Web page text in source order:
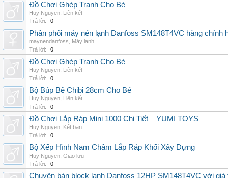
Đồ Chơi Ghép Tranh Cho Bé
Huy Nguyen Liên kết
Trả lời:
0
Phân phối máy nén lạnh Danfoss SM148T4VC hàng chính
maynendanfoss
Máy lạnh
Trả lời:
0
Đồ Chơi Ghép Tranh Cho Bé
Huy Nguyen Liên kết
Trả lời:
0
Bộ Búp Bê Chibi 28cm Cho Bé
Huy Nguyen Liên kết
Trả lời:
0
Đồ Chơi Lắp Ráp Mini 1000 Chi Tiết – YUMI TOYS
Huy Nguyen Kết bạn
Trả lời:
0
Bộ Xếp Hình Nam Châm Lắp Ráp Khối Xây Dựng
Huy Nguyen Giao lưu
Trả lời:
0
Chuyên bán block lạnh Danfoss 12HP SM148T4VC với